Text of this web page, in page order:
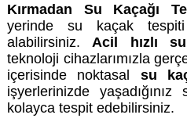
Kırmadan Su Kaçağı
yerinde su kaçak
alabilirsiniz. Acil hızlı
teknoloji cihazlarımızla
içerisinde noktasal su
işyerlerinizde yaşadığınız
kolayca tespit edebilirsiniz.